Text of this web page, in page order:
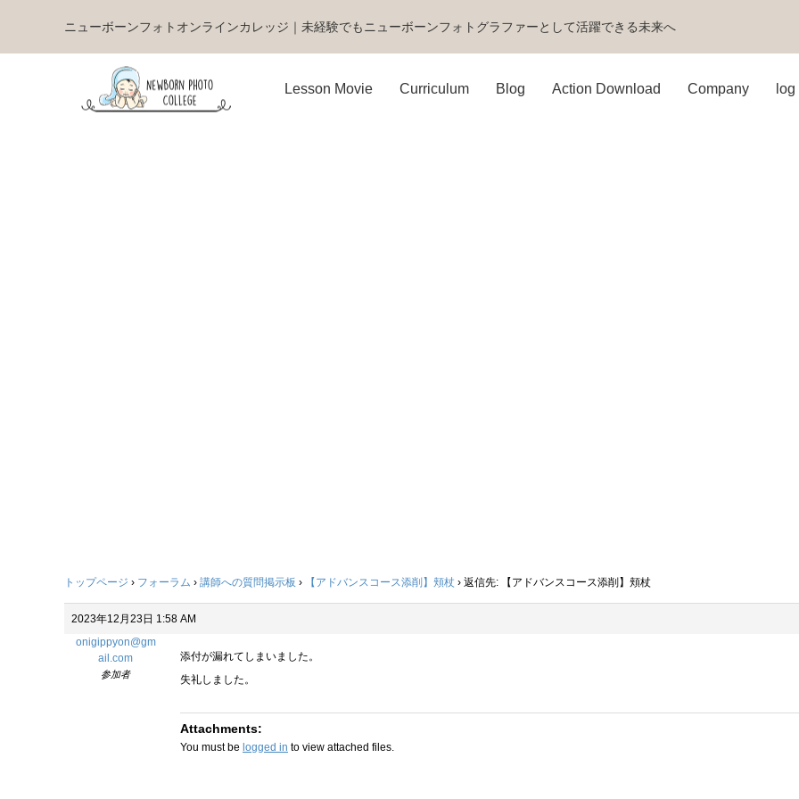
ニューボーンフォトオンラインカレッジ｜未経験でもニューボーンフォトグラファーとして活躍できる未来へ
Lesson Movie Curriculum Blog Action Download Company log
トップページ › フォーラム › 講師への質問掲示板 › 【アドバンスコース添削】頬杖 › 返信先: 【アドバンスコース添削】頬杖
2023年12月23日 1:58 AM
onigippyon@gm
ail.com
参加者
添付が漏れてしまいました。
失礼しました。
Attachments:
You must be logged in to view attached files.